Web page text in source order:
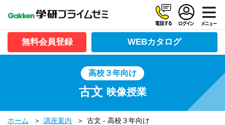
無料会員登録 WEBカタログ
高校３年向け
古文 映像授業
ホーム 講座案内 古文 - 高校３年向け